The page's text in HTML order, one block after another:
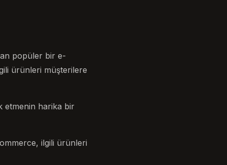
popüler bir e-
ürünleri müşterilere
etmenin harika bir
ilgili ürünleri